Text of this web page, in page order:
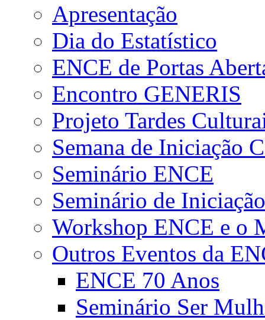
Apresentação
Dia do Estatístico
ENCE de Portas
Encontro GENERIS
Projeto Tardes
Semana de Iniciação
Seminário ENCE
Seminário de
Workshop ENCE e o
Outros Eventos da
ENCE 70 Anos
Seminário Ser